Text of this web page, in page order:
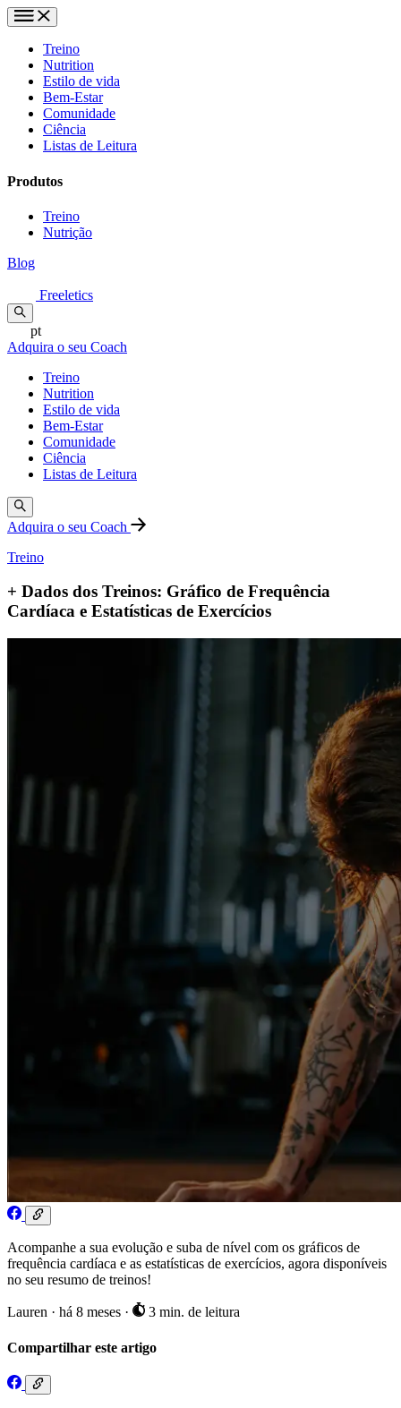
Treino
Nutrition
Estilo de vida
Bem-Estar
Comunidade
Ciência
Listas de Leitura
Produtos
Treino
Nutrição
Blog
Freeletics
pt
Adquira o seu Coach
Treino
Nutrition
Estilo de vida
Bem-Estar
Comunidade
Ciência
Listas de Leitura
Adquira o seu Coach
Treino
+ Dados dos Treinos: Gráfico de Frequência
Cardíaca e Estatísticas de Exercícios
Acompanhe a sua evolução e suba de nível com os gráficos de
frequência cardíaca e as estatísticas de exercícios, agora disponíveis
no seu resumo de treinos!
Lauren · há 8 meses · 3 min. de leitura
Compartilhar este artigo